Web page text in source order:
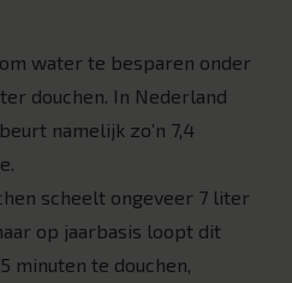
water te besparen onder
douchen. In Nederland
namelijk zo’n 7,4
scheelt ongeveer 7 liter
op jaarbasis loopt dit
minuten te douchen,